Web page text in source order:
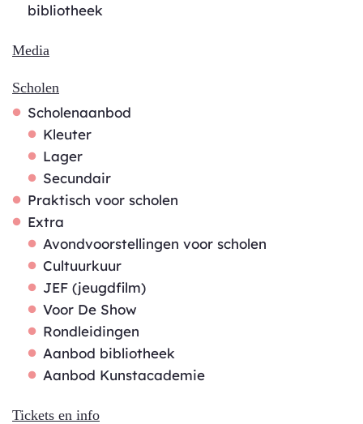
bibliotheek
Media
Scholen
Scholenaanbod
Kleuter
Lager
Secundair
Praktisch voor scholen
Extra
Avondvoorstellingen voor scholen
Cultuurkuur
JEF (jeugdfilm)
Voor De Show
Rondleidingen
Aanbod bibliotheek
Aanbod Kunstacademie
Tickets en info